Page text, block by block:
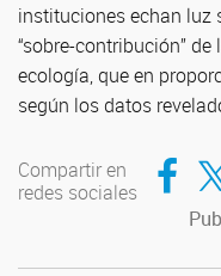
instituciones echan luz
“sobre-contribución”
ecología, que en
según los datos
Compartir en
redes sociales